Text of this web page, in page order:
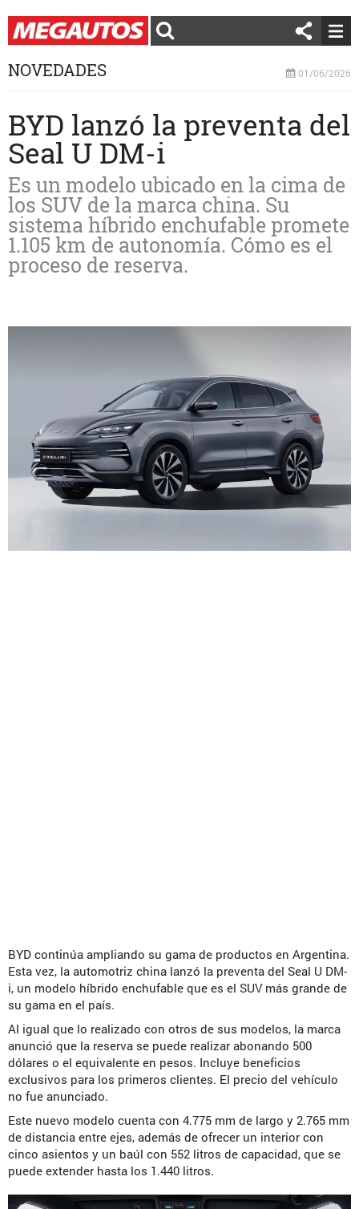
NOVEDADES 01/06/2026
BYD lanzó la preventa del
Seal U DM-i
Es un modelo ubicado en la cima de
los SUV de la marca china. Su
sistema híbrido enchufable promete
1.105 km de autonomía. Cómo es el
proceso de reserva.
BYD continúa ampliando su gama de productos en Argentina.
Esta vez, la automotriz china lanzó la preventa del Seal U DM-
i, un modelo híbrido enchufable que es el SUV más grande de
su gama en el país.
Al igual que lo realizado con otros de sus modelos, la marca
anunció que la reserva se puede realizar abonando 500
dólares o el equivalente en pesos. Incluye beneficios
exclusivos para los primeros clientes. El precio del vehículo
no fue anunciado.
Este nuevo modelo cuenta con 4.775 mm de largo y 2.765 mm
de distancia entre ejes, además de ofrecer un interior con
cinco asientos y un baúl con 552 litros de capacidad, que se
puede extender hasta los 1.440 litros.